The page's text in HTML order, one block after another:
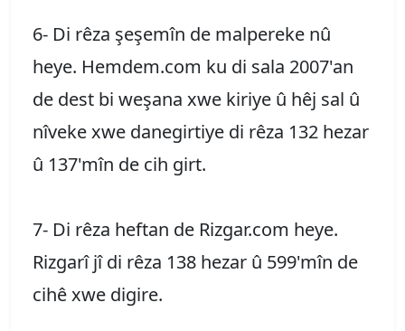
6- Di rêza şeşemîn de malpereke nû
heye. Hemdem.com ku di sala 2007'an
de dest bi weşana xwe kiriye û hêj sal û
nîveke xwe danegirtiye di rêza 132 hezar
û 137'mîn de cih girt.
7- Di rêza heftan de Rizgar.com heye.
Rizgarî jî di rêza 138 hezar û 599'mîn de
cihê xwe digire.